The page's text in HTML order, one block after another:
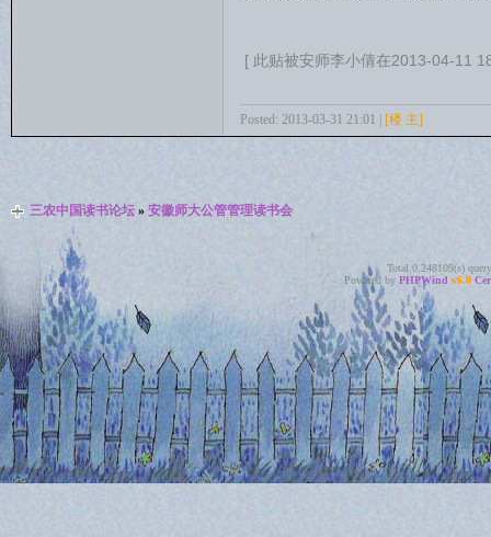
[ 此贴被安师李小倩在2013-04-11
Posted: 2013-03-31 21:01 | [楼 主]
三农中国读书论坛» 安徽师大公管管理读书会
Total 0.248109(s)
Powered by PHPWind v6.0